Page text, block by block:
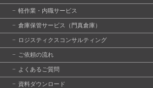
軽作業・内職サービス
倉庫保管サービス（門真倉庫）
ロジスティクスコンサルティング
ご依頼の流れ
よくあるご質問
資料ダウンロード